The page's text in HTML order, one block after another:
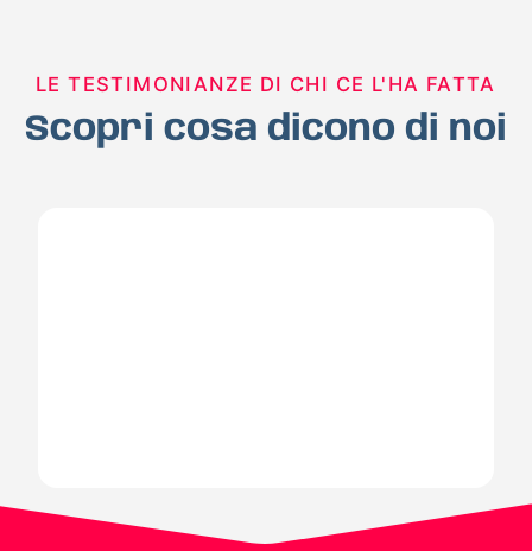
LE TESTIMONIANZE DI CHI CE L'HA FATTA
Scopri cosa dicono di noi